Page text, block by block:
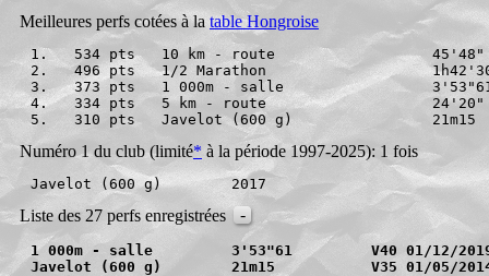
Meilleures perfs cotées à la table Hongroise
1.   534 pts   10 km - route
2.   496 pts   1/2 Marathon
3.   373 pts   1 000m - salle
4.   334 pts   5 km - route                   24'20"
5.   310 pts   Javelot (600 g)                21m15
Numéro 1 du club (limité* à la période 1997-2025): 1 fois
Liste des 27 perfs enregistrées -
1 000m - salle         3'53"61         V40 01/12/2019
Javelot (600 g)        21m15           V35 01/05/2014